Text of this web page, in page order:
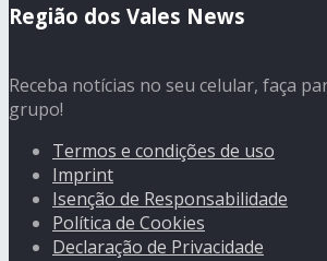
Região dos Vales News
Receba notícias no seu celular, faça
grupo!
Termos e condições de uso
Imprint
Isenção de Responsabilidade
Política de Cookies
Declaração de Privacidade